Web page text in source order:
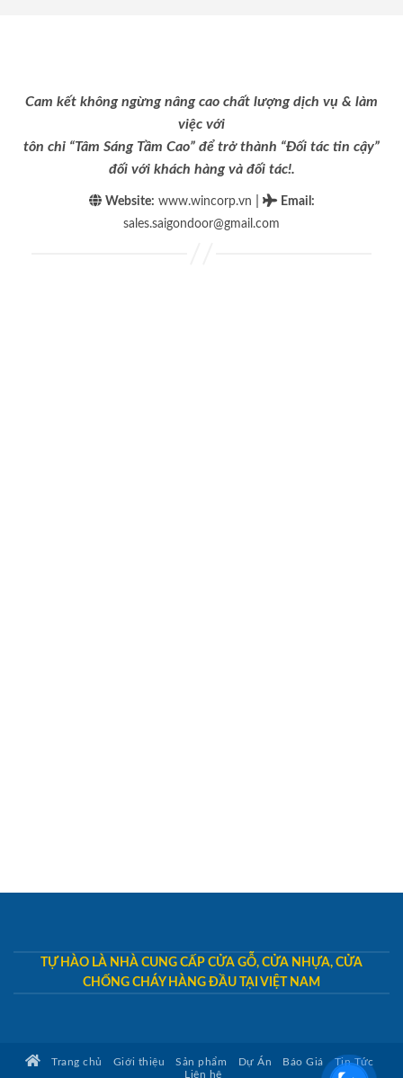
Cam kết không ngừng nâng cao chất lượng dịch vụ & làm
việc với
tôn chỉ “Tâm Sáng Tầm Cao” để trở thành “Đối tác tin cậy”
đối với khách hàng và đối tác!.
Website: www.wincorp.vn Email :
sales.saigondoor@gmail.com
TỰ HÀO LÀ NHÀ CUNG CẤP CỬA GỖ, CỬA NHỰA, CỬA
CHỐNG CHÁY HÀNG ĐẦU TẠI VIỆT NAM
Trang chủ Giới thiệu Sản phẩm Dự Án Báo Giá
Tin Tức
Liên hệ